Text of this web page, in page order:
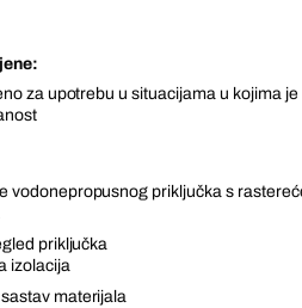
za upotrebu u situacijama u kojima
vodonepropusnog priključka s
priključka
izolacija
materijala